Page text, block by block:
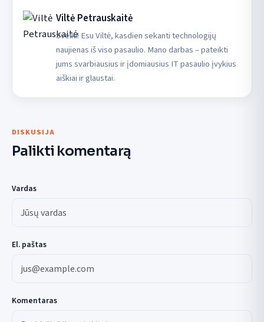
Viltė Petrauskaitė
Sveiki! Esu Viltė, kasdien sekanti technologijų
naujienas iš viso pasaulio. Mano darbas – pateikti
jums svarbiausius ir įdomiausius IT pasaulio įvykius
aiškiai ir glaustai.
DISKUSIJA
Palikti komentarą
Vardas
El. paštas
Komentaras